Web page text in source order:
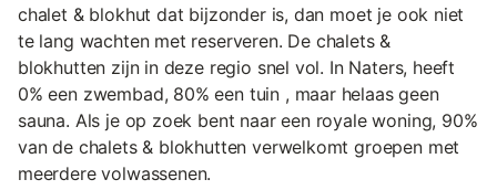
chalet & blokhut dat bijzonder is, dan moet je ook niet
te lang wachten met reserveren. De chalets &
blokhutten zijn in deze regio snel vol. In Naters, heeft
0% een zwembad, 80% een tuin , maar helaas geen
sauna. Als je op zoek bent naar een royale woning, 90%
van de chalets & blokhutten verwelkomt groepen met
meerdere volwassenen.